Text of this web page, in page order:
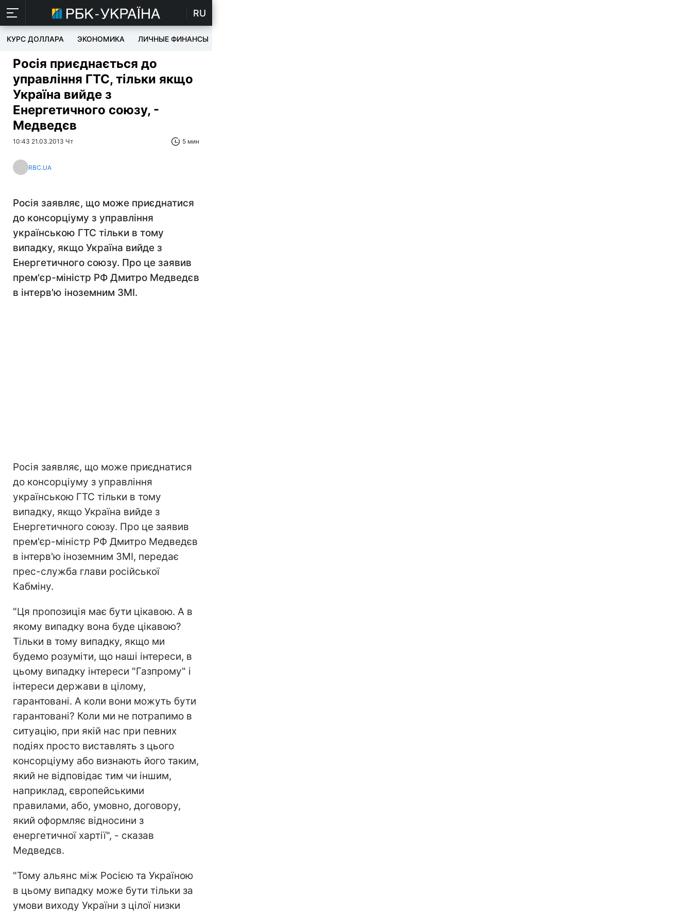
RU
КУРС ДОЛЛАРА ЭКОНОМИКА ЛИЧНЫЕ ФИНАНСЫ
Росія приєднається до
управління ГТС, тільки якщо
Україна вийде з
Енергетичного союзу, -
Медведєв
10:43 21.03.2013 Чт 5 мин
RBC.UA
Росія заявляє, що може приєднатися
до консорціуму з управління
українською ГТС тільки в тому
випадку, якщо Україна вийде з
Енергетичного союзу. Про це заявив
прем'єр-міністр РФ Дмитро Медведєв
в інтерв'ю іноземним ЗМІ.
Росія заявляє, що може приєднатися
до консорціуму з управління
українською ГТС тільки в тому
випадку, якщо Україна вийде з
Енергетичного союзу. Про це заявив
прем'єр-міністр РФ Дмитро Медведєв
в інтерв'ю іноземним ЗМІ, передає
прес-служба глави російської
Кабміну.
"Ця пропозиція має бути цікавою. А в
якому випадку вона буде цікавою?
Тільки в тому випадку, якщо ми
будемо розуміти, що наші інтереси, в
цьому випадку інтереси "Газпрому" і
інтереси держави в цілому,
гарантовані. А коли вони можуть бути
гарантовані? Коли ми не потрапимо в
ситуацію, при якій нас при певних
подіях просто виставлять з цього
консорціуму або визнають його таким,
який не відповідає тим чи іншим,
наприклад, європейськими
правилами, або, умовно, договору,
який оформляє відносини з
енергетичної хартії", - сказав
Медведєв.
"Тому альянс між Росією та Україною
в цьому випадку може бути тільки за
умови виходу України з цілої низки